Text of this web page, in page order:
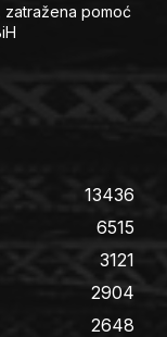
pomoć
13436
6515
3121
2904
2648